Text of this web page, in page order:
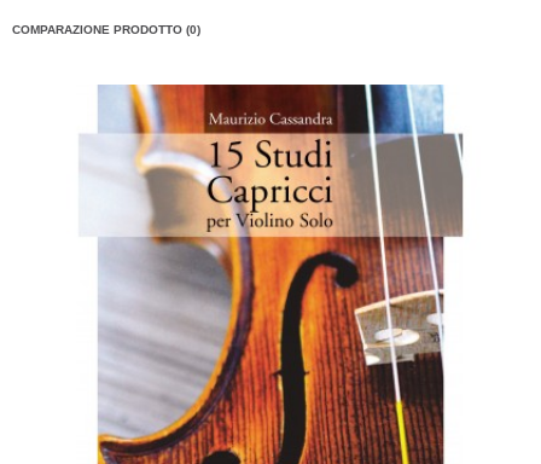
COMPARAZIONE PRODOTTO (0)